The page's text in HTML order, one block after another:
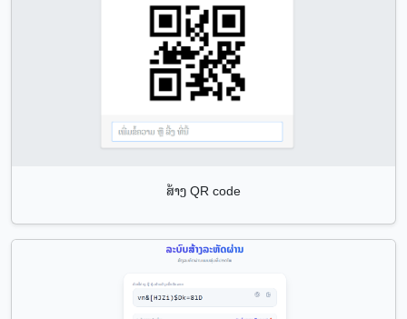
ສ້າງ QR code